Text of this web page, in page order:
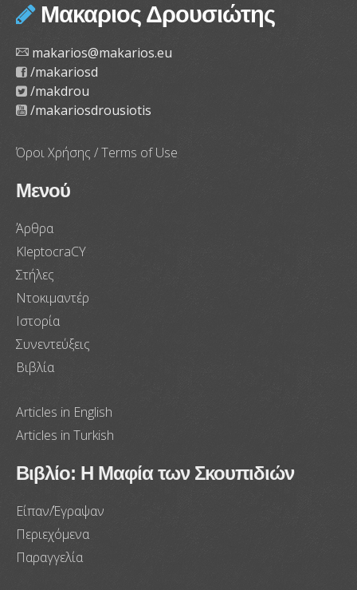
Μακαριος Δρουσιώτης
makarios@makarios.eu
/makariosd
/makdrou
/makariosdrousiotis
Όροι Χρήσης / Terms of Use
Μενού
Άρθρα
KleptocraCY
Στήλες
Ντοκιμαντέρ
Ιστορία
Συνεντεύξεις
Βιβλία
Articles in English
Articles in Turkish
Βιβλίο: Η Μαφία των Σκουπιδιών
Είπαν/Έγραψαν
Περιεχόμενα
Παραγγελία